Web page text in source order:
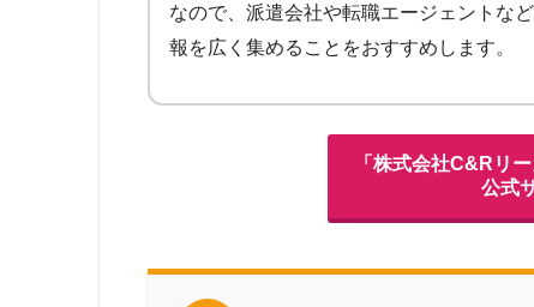
なので、派遣会社や転職エージェントな
報を広く集めることをおすすめします。
「株式会社C&Rリ
公式